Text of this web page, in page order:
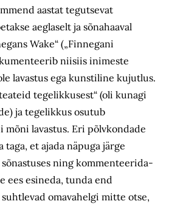
aastat tegutsevat
aeglaselt ja sõnahaaval
Wake“ („Finnegani
niisiis inimeste
lavastus ega kunstiline kujutlus.
tegelikkusest“ (oli kunagi
ja tegelikkus osutub
mõni lavastus. Eri põlvkondade
taga, et ajada näpuga järge
õnastuses ning kommenteerida-
ees esineda, tunda end
omavahelgi mitte otse,